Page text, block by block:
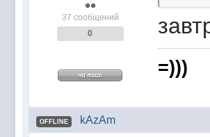
37 сообщений
0
=)))
OFFLINE kAzAm